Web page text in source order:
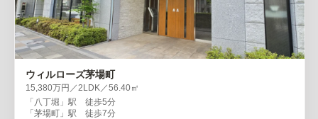
ウィルローズ茅場町
15,380万円／2LDK／56.40㎡
「八丁堀」駅 徒歩5分
「茅場町」駅 徒歩7分